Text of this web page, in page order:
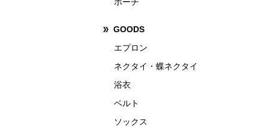
GOODS
エプロン
ネクタイ・蝶ネクタイ
浴衣
ベルト
ソックス